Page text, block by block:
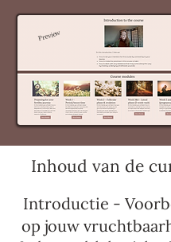
Preview
Inhoud van de
Introductie -
op jouw